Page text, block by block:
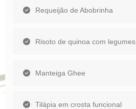
Requeijão de Abobrinha
Risoto de quinoa com legumes
Manteiga Ghee
Tilápia em crosta funcional